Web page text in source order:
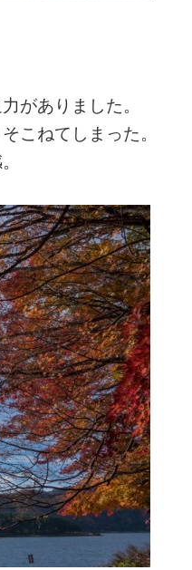
がありました。
こねてしまった。